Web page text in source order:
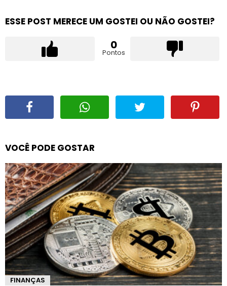
ESSE POST MERECE UM GOSTEI OU NÃO GOSTEI?
0
Pontos
VOCÊ PODE GOSTAR
FINANÇAS